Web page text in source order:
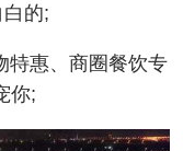
的;
惠、商圈餐饮专
你;